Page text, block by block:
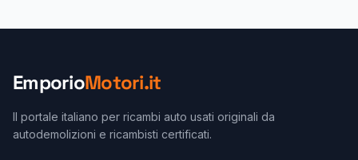
EmporioMotori.it
Il portale italiano per ricambi auto usati originali da
autodemolizioni e ricambisti certificati.